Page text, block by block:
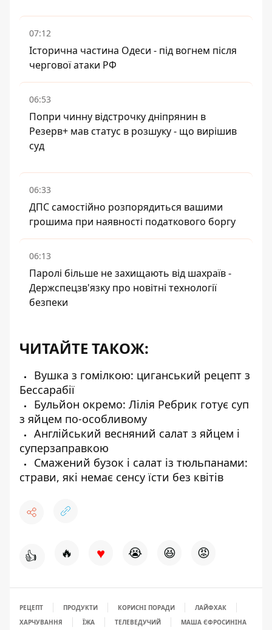
07:12
Історична частина Одеси - під вогнем після
чергової атаки РФ
06:53
Попри чинну відстрочку дніпрянин в
Резерв+ мав статус в розшуку - що вирішив
суд
06:33
ДПС самостійно розпорядиться вашими
грошима при наявності податкового боргу
06:13
Паролі більше не захищають від шахраїв -
Держспецзв'язку про новітні технології
безпеки
ЧИТАЙТЕ ТАКОЖ:
Вушка з гомілкою: циганський рецепт з
Бессарабії
Бульйон окремо: Лілія Ребрик готує суп
з яйцем по-особливому
Англійський весняний салат з яйцем і
суперзаправкою
Смажений бузок і салат із тюльпанами:
страви, які немає сенсу їсти без квітів
👍 🔥 ♥ 😭 😆 😡
РЕЦЕПТ ПРОДУКТИ КОРИСНІ ПОРАДИ
ЛАЙФХАК
ХАРЧУВАННЯ
ЇЖА ТЕЛЕВЕДУЧИЙ МАША ЄФРОСИНІНА